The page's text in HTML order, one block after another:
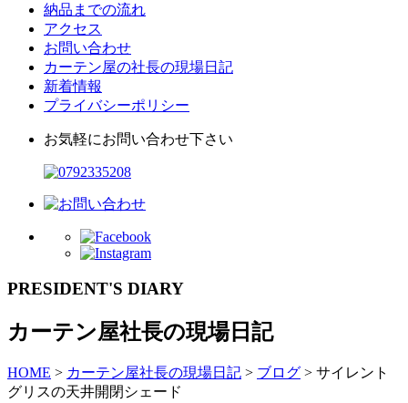
納品までの流れ
アクセス
お問い合わせ
カーテン屋の社長の現場日記
新着情報
プライバシーポリシー
お気軽にお問い合わせ下さい
PRESIDENT'S DIARY
カーテン屋社長の現場日記
HOME > カーテン屋社長の現場日記 > ブログ > サイレント
グリスの天井開閉シェード